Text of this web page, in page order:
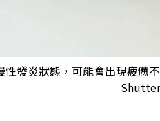
發炎狀態，可能會出現疲憊